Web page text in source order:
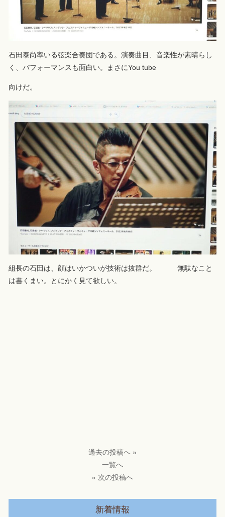
石田泰尚率いる弦楽合奏団である。演奏曲目、音楽性が素晴らし
く、パフォーマンスも面白い。まさにYou tube
向けだ。
組長の石田は、顔はいかついが技術は抜群だ。 無駄なこと
は書くまい。とにかく見て欲しい。
過去の投稿へ »
一覧へ
« 次の投稿へ
新着情報